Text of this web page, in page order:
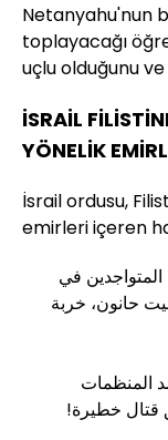
Netanyahu'nun
toplayacağı
uçlu olduğunu
İSRAİL
YÖNELİK
İsrail ordusu,
emirleri içeren
في
حانون، خربة
المنظمات
قتال خطيرة!